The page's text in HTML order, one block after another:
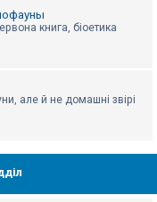
книга, біоетика
але й не домашні звірі